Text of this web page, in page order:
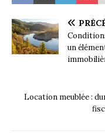
un
Location meublée :